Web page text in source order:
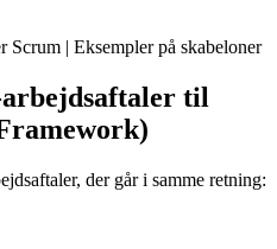
Scrum | Eksempler på skabeloner
til
der går i samme retning: